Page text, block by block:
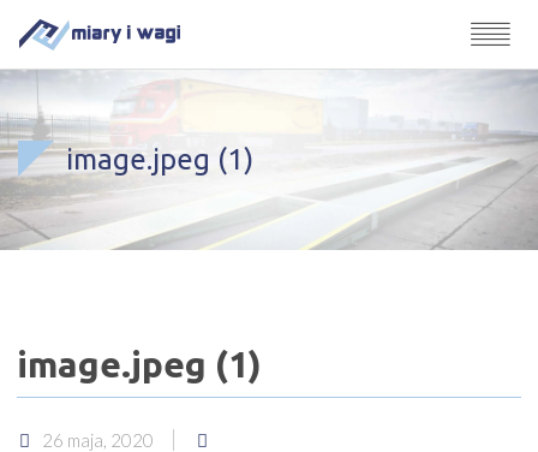
image.jpeg (1)
image.jpeg (1)
26 maja, 2020